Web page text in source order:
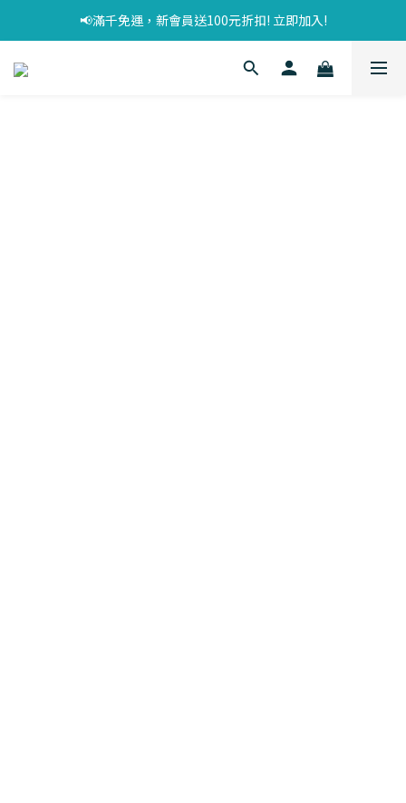
📢滿千免運，新會員送100元折扣! 立即加入!